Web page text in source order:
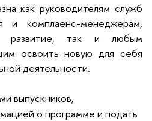
как руководителям служб
и комплаенс-менеджерам,
развитие, так и любым
освоить новую для себя
деятельности.
выпускников,
о программе и подать